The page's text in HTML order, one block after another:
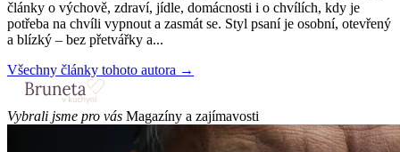
články o výchově, zdraví, jídle, domácnosti i o chvílích, kdy je
potřeba na chvíli vypnout a zasmát se. Styl psaní je osobní, otevřený
a blízký – bez přetvářky a...
Všechny články tohoto autora →
Vybrali jsme pro vás Magazíny a zajímavosti